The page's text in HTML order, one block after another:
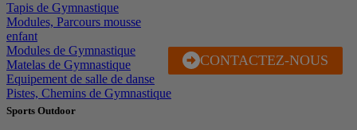
J'EN PROFITE
CONTACTEZ-NOUS
Tapis de Gymnastique
Modules, Parcours mousse
enfant
Modules de Gymnastique
Matelas de Gymnastique
Equipement de salle de danse
Pistes, Chemins de Gymnastique
Sports Outdoor